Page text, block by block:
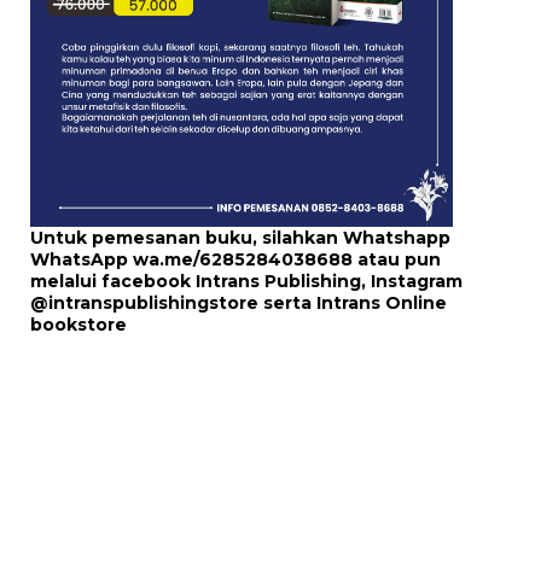
Untuk pemesanan buku, silahkan Whatshapp
WhatsApp wa.me/6285284038688 atau pun
melalui facebook Intrans Publishing, Instagram
@intranspublishingstore serta Intrans Online
bookstore